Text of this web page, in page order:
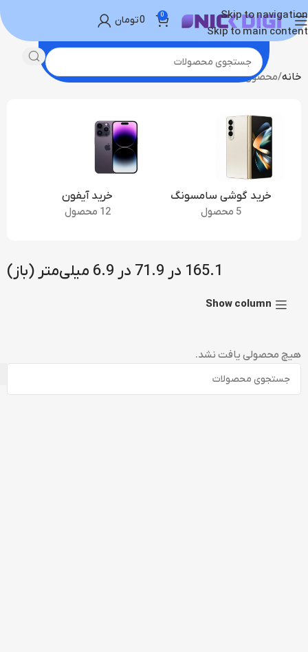
Skip to navigation
Skip to main content
0
0تومان
خانه محصول ابعاد 165.1 در 71.9 در 6.9 میلی‌متر (باز)
خرید گوشی سامسونگ
5 محصول
خرید آیفون
12 محصول
165.1 در 71.9 در 6.9 میلی‌متر (باز)
Show column
هیچ محصولی یافت نشد.